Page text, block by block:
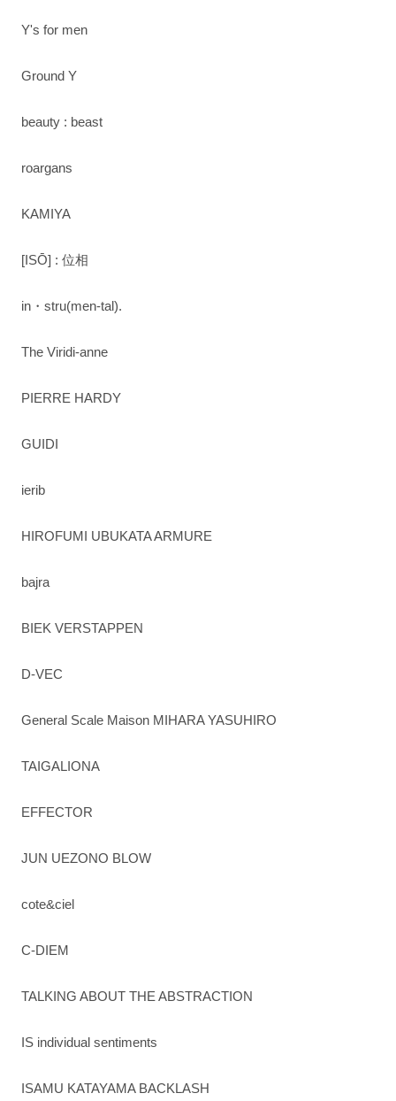
Y's for men
Ground Y
beauty : beast
roargans
KAMIYA
[ISŌ] : 位相
in・stru(men-tal).
The Viridi-anne
PIERRE HARDY
GUIDI
ierib
HIROFUMI UBUKATA ARMURE
bajra
BIEK VERSTAPPEN
D-VEC
General Scale Maison MIHARA YASUHIRO
TAIGALIONA
EFFECTOR
JUN UEZONO BLOW
cote&ciel
C-DIEM
TALKING ABOUT THE ABSTRACTION
IS individual sentiments
ISAMU KATAYAMA BACKLASH